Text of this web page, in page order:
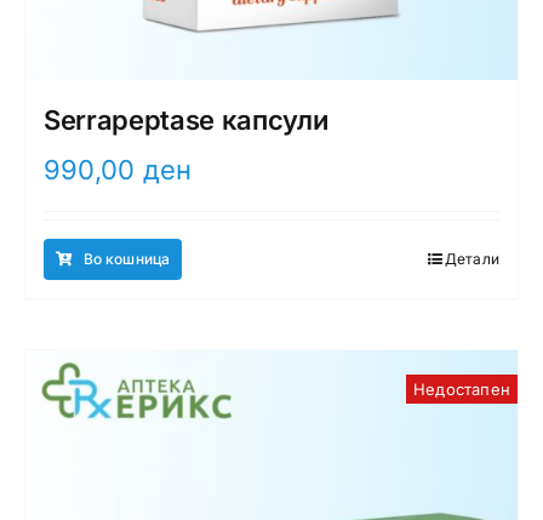
Serrapeptase капсули
990,00 ден
Во кошница Детали
Недостапен